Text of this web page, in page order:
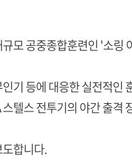
모 공중종합훈련인 '소링
기 등에 대응한 실전적인
스텔스 전투기의 야간 출격
합니다.